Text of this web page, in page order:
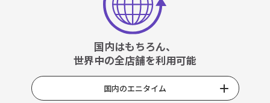
国内はもちろん、
世界中の全店舗を利用可能
国内のエニタイム